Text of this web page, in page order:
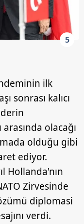
5
ilk
sonrası kalıcı
olacağı
olduğu gibi
ediyor.
Hollanda'nın
Zirvesinde
diplomasi
verdi.